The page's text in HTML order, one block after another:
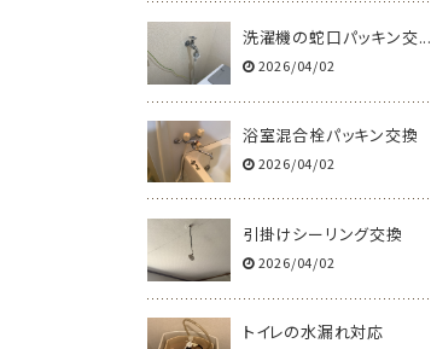
洗濯機の蛇口パッキン交...
2026/04/02
浴室混合栓パッキン交換
2026/04/02
引掛けシーリング交換
2026/04/02
トイレの水漏れ対応